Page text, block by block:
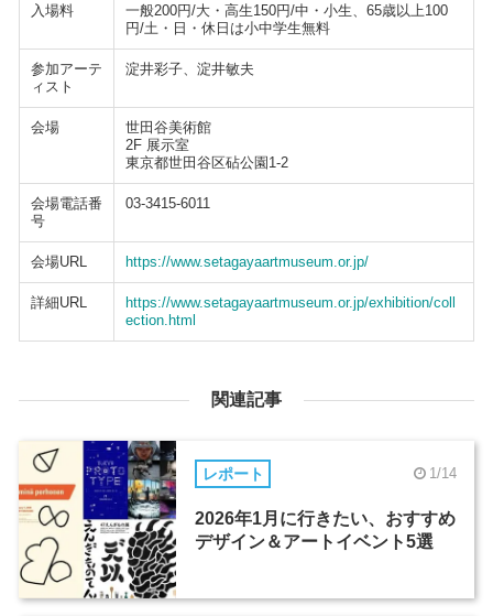
入場料
一般200円/大・高生150円/中・小生、65歳以上100
円/土・日・休日は小中学生無料
参加アーテ
ィスト
淀井彩子、淀井敏夫
会場
世田谷美術館
2F 展示室
東京都世田谷区砧公園1-2
会場電話番
号
03-3415-6011
会場URL https://www.setagayaartmuseum.or.jp/
詳細URL
https://www.setagayaartmuseum.or.jp/exhibition/coll
ection.html
関連記事
レポート 1/14
2026年1月に行きたい、おすすめ
デザイン＆アートイベント5選